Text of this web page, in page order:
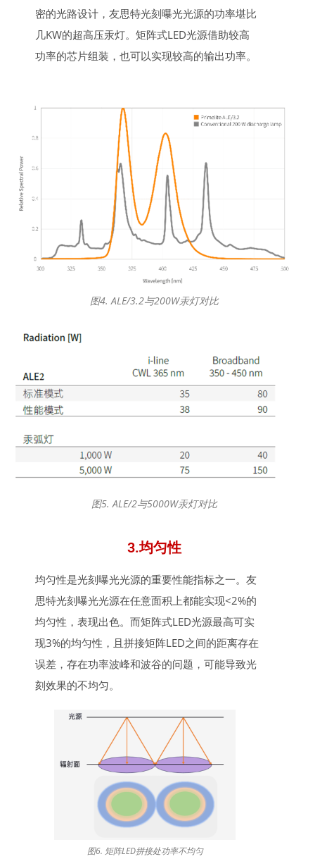
密的光路设计，友思特光刻曝光光源的功率堪比
几KW的超高压汞灯。矩阵式LED光源借助较高
功率的芯片组装，也可以实现较高的输出功率。
图4. ALE/3.2与200W汞灯对比
图5. ALE/2与5000W汞灯对比
3.均匀性
均匀性是光刻曝光光源的重要性能指标之一。友
思特光刻曝光光源在任意面积上都能实现<2%的
均匀性，表现出色。而矩阵式LED光源最高可实
现3%的均匀性，且拼接矩阵LED之间的距离存在
误差，存在功率波峰和波谷的问题，可能导致光
刻效果的不均匀。
图6. 矩阵LED拼接处功率不均匀